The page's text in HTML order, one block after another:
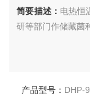
简要描述： 电热恒
研等部门作储藏菌
产品型号： DHP-